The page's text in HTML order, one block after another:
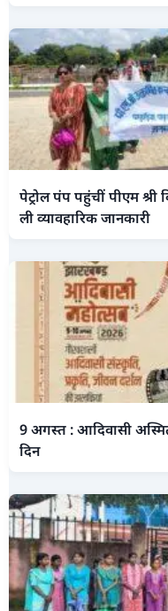
पेट्रोल पंप पहुंचीं पीएम श्री
ली व्यावहारिक जानकारी
9 अगस्त : आदिवासी
दिन